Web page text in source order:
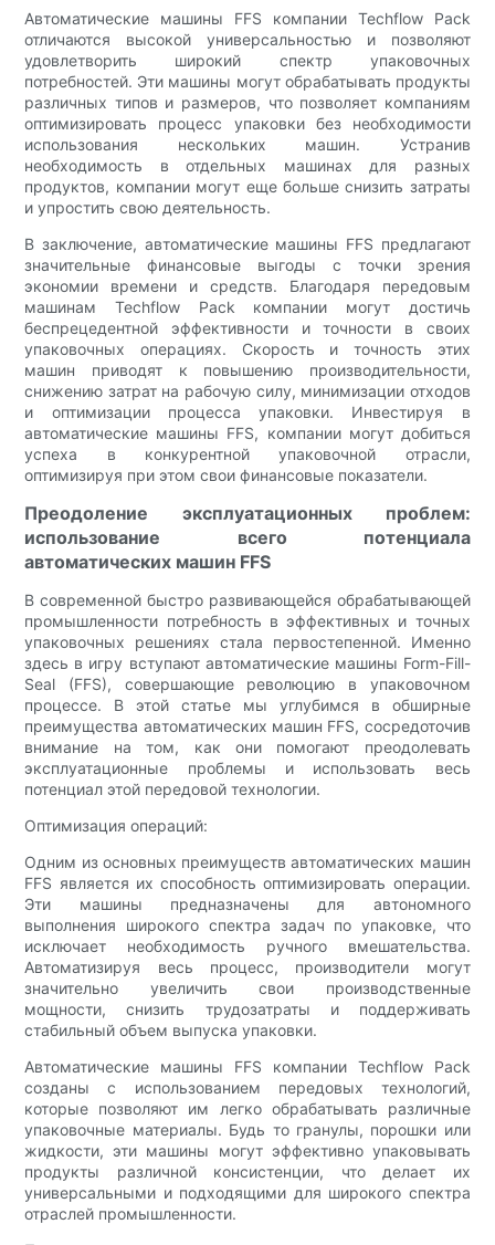
Автоматические машины FFS компании Techflow Pack
отличаются высокой универсальностью и позволяют
удовлетворить широкий спектр упаковочных
потребностей. Эти машины могут обрабатывать продукты
различных типов и размеров, что позволяет компаниям
оптимизировать процесс упаковки без необходимости
использования нескольких машин. Устранив
необходимость в отдельных машинах для разных
продуктов, компании могут еще больше снизить затраты
и упростить свою деятельность.
В заключение, автоматические машины FFS предлагают
значительные финансовые выгоды с точки зрения
экономии времени и средств. Благодаря передовым
машинам Techflow Pack компании могут достичь
беспрецедентной эффективности и точности в своих
упаковочных операциях. Скорость и точность этих
машин приводят к повышению производительности,
снижению затрат на рабочую силу, минимизации отходов
и оптимизации процесса упаковки. Инвестируя в
автоматические машины FFS, компании могут добиться
успеха в конкурентной упаковочной отрасли,
оптимизируя при этом свои финансовые показатели.
Преодоление эксплуатационных проблем:
использование всего потенциала
автоматических машин FFS
В современной быстро развивающейся обрабатывающей
промышленности потребность в эффективных и точных
упаковочных решениях стала первостепенной. Именно
здесь в игру вступают автоматические машины Form-Fill-
Seal (FFS), совершающие революцию в упаковочном
процессе. В этой статье мы углубимся в обширные
преимущества автоматических машин FFS, сосредоточив
внимание на том, как они помогают преодолевать
эксплуатационные проблемы и использовать весь
потенциал этой передовой технологии.
Оптимизация операций:
Одним из основных преимуществ автоматических машин
FFS является их способность оптимизировать операции.
Эти машины предназначены для автономного
выполнения широкого спектра задач по упаковке, что
исключает необходимость ручного вмешательства.
Автоматизируя весь процесс, производители могут
значительно увеличить свои производственные
мощности, снизить трудозатраты и поддерживать
стабильный объем выпуска упаковки.
Автоматические машины FFS компании Techflow Pack
созданы с использованием передовых технологий,
которые позволяют им легко обрабатывать различные
упаковочные материалы. Будь то гранулы, порошки или
жидкости, эти машины могут эффективно упаковывать
продукты различной консистенции, что делает их
универсальными и подходящими для широкого спектра
отраслей промышленности.